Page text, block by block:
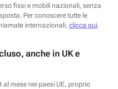
fissi e mobili nazionali, senza
Per conoscere tutte le
internazionali, clicca qui.
anche in UK e
al mese nei paesi UE, proprio